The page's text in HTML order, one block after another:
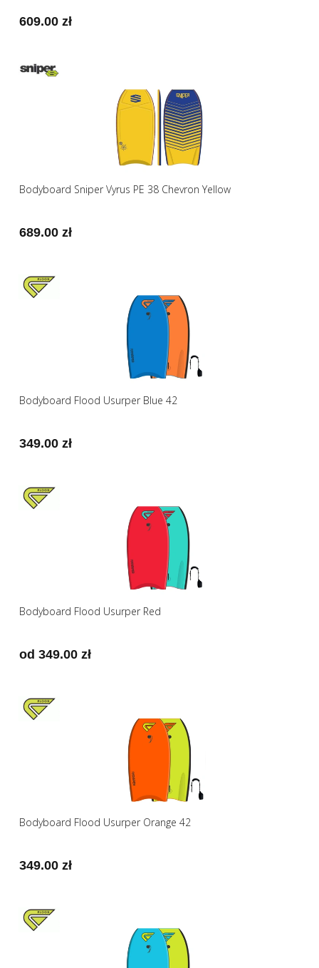
609.00 zł
Bodyboard Sniper Vyrus PE 38 Chevron Yellow
689.00 zł
Bodyboard Flood Usurper Blue 42
349.00 zł
Bodyboard Flood Usurper Red
od 349.00 zł
Bodyboard Flood Usurper Orange 42
349.00 zł